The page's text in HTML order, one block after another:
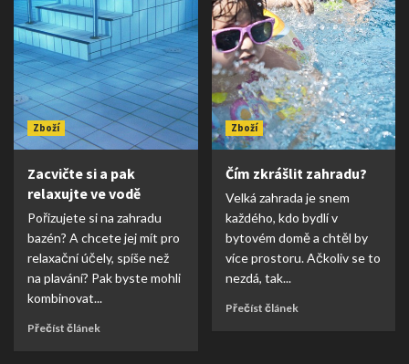
Zboží
Zacvičte si a pak
relaxujte ve vodě
Pořizujete si na zahradu
bazén? A chcete jej mít pro
relaxační účely, spíše než
na plavání? Pak byste mohli
kombinovat...
Přečíst článek
Zboží
Čím zkrášlit zahradu?
Velká zahrada je snem
každého, kdo bydlí v
bytovém domě a chtěl by
více prostoru. Ačkoliv se to
nezdá, tak...
Přečíst článek